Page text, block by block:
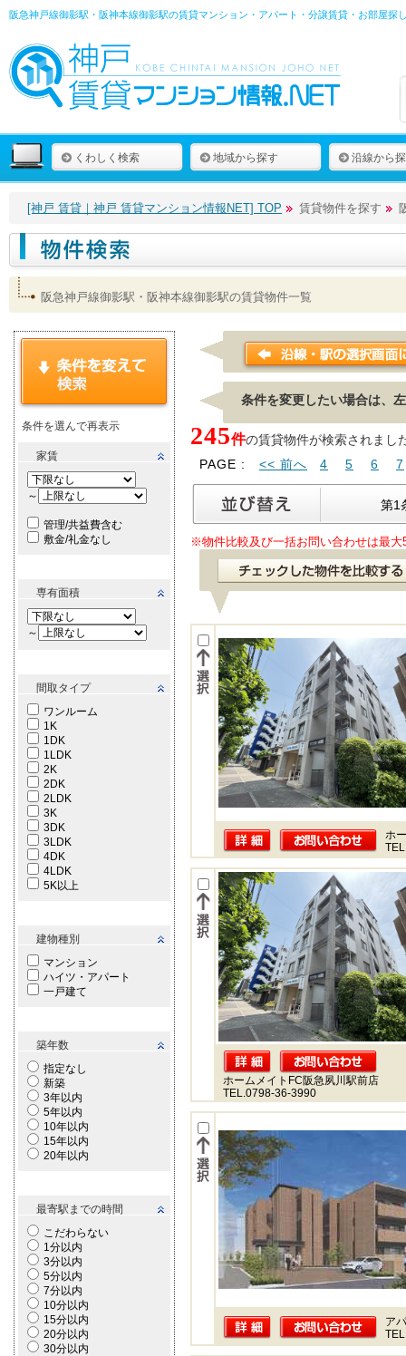
阪急神戸線御影駅・阪神本線御影駅の賃貸マンション・アパート・分譲賃貸・お部屋探
くわしく検索 地域から探す 沿線から
[神戸 賃貸｜神戸 賃貸マンション情報NET] TOP 賃貸物件を探す
阪急神戸線御影駅・阪神本線御影駅の賃貸物件一覧
条件を選んで再表示
家賃
～
管理/共益費含む
敷金/礼金なし
専有面積
～
間取タイプ
ワンルーム
1K
1DK
1LDK
2K
2DK
2LDK
3K
3DK
3LDK
4DK
4LDK
5K以上
建物種別
マンション
ハイツ・アパート
一戸建て
築年数
指定なし
新築
3年以内
5年以内
10年以内
15年以内
20年以内
最寄駅までの時間
こだわらない
1分以内
3分以内
5分以内
7分以内
10分以内
15分以内
20分以内
30分以内
条件を変更したい場合は、
245件の賃貸物件が検索されまし
PAGE :
<< 前へ 4 5 6 7
第1
※物件比較及び一括お問い合わせは最大
ホ
ホームメイトFC阪急夙川駅前店
TEL.0798-36-3990
ア